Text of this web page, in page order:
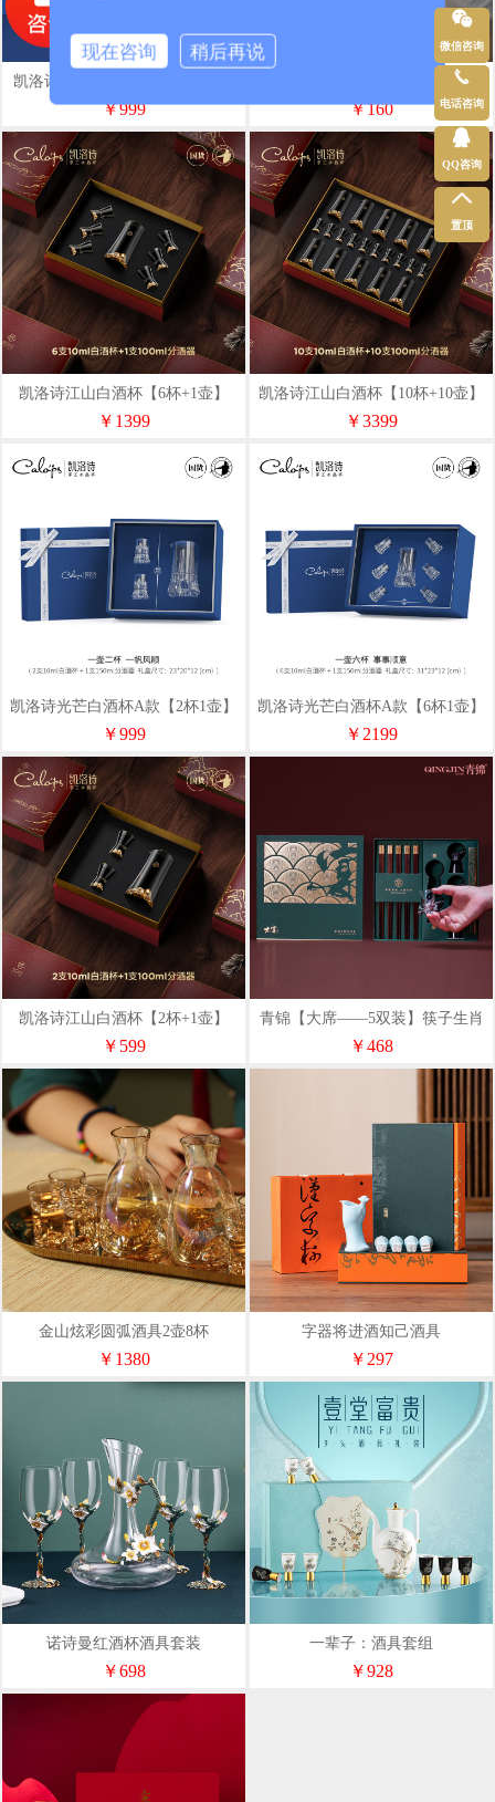
凯洛诗光芒威士忌杯A款220ml双
支
￥999
尾桥下窑宋式雅集玉芝青瓷白酒具
酒杯会所商务伴手礼中秋节日赠品
￥160
凯洛诗江山白酒杯【6杯+1壶】
￥1399
凯洛诗江山白酒杯【10杯+10壶】
￥3399
凯洛诗光芒白酒杯A款【2杯1壶】
￥999
凯洛诗光芒白酒杯A款【6杯1壶】
￥2199
凯洛诗江山白酒杯【2杯+1壶】
￥599
青锦【大席——5双装】筷子生肖
酒杯绿色家宴精装烫金礼盒
￥468
金山炫彩圆弧酒具2壶8杯
￥1380
字器将进酒知己酒具
￥297
诺诗曼红酒杯酒具套装
￥698
一辈子：酒具套组
￥928
微信咨询
电话咨询
QQ咨询
置顶
现在咨询 稍后再说